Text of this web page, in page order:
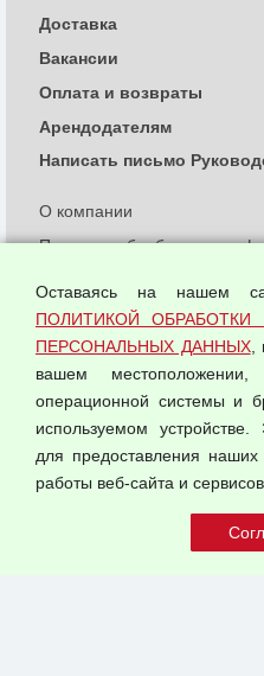
© 2026 ООО "Феникс"
О компании
Политика обработки и
Согласием на обработку
Оферта оптовой купли-
Публичная оферта
Доставка
Вакансии
Оплата и возвраты
Арендодателям
Написать письмо
Оставаясь на нашем
ПОЛИТИКОЙ
ПЕРСОНАЛЬНЫХ ДАННЫХ,
вашем
операционной системы и
используемом
для предоставления наших
работы веб-сайта и сервисов.